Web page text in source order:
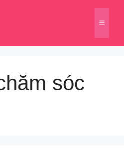
Menu
sóc